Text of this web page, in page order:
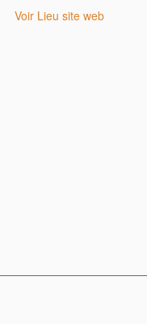
Voir Lieu site web